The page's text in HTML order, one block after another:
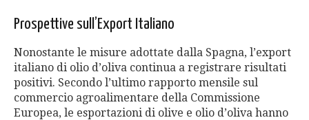
Prospettive sull’Export Italiano
Nonostante le misure adottate dalla Spagna, l’export
italiano di olio d’oliva continua a registrare risultati
positivi. Secondo l’ultimo rapporto mensile sul
commercio agroalimentare della Commissione
Europea, le esportazioni di olive e olio d’oliva hanno